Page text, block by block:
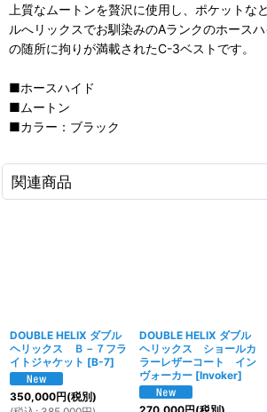
上質なムートンを贅沢に使用し、ポケットな
ルへリックスでお馴染みのAランクのホース
の随所に拘りが満載されたC-3ベストです。
■ホースハイド
■ムートン
■カラー：ブラック
関連商品
DOUBLE HELIX ダブル
ヘリックス Ｂ－７フラ
イトジャケット [B-7]
350,000円(税別)
DOUBLE HELIX ダブル
ヘリックス ショールカ
ラーレザーコート イン
ヴォーカー [Invoker]